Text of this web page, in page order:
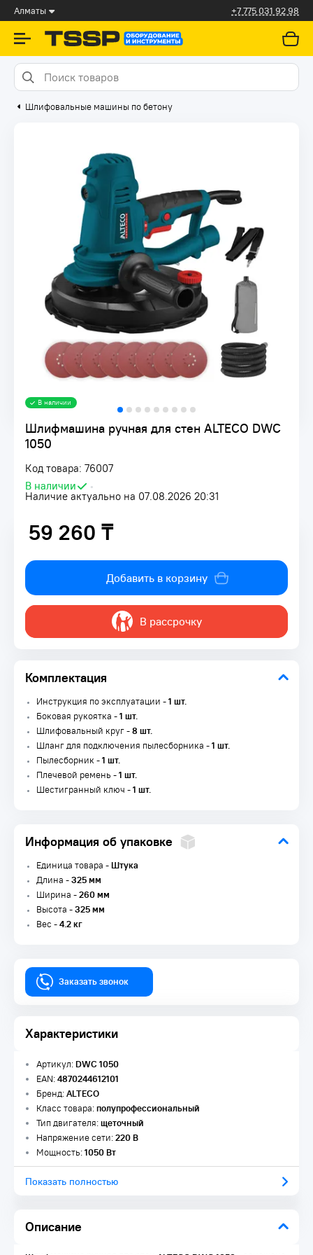
Алматы +7 775 031 92 98
Шлифовальные машины по бетону
Шлифмашина ручная для стен ALTECO DWC
1050
Код товара: 76007
В наличии
•
Наличие актуально на 07.08.2026 20:31
В наличии
59 260 ₸
59 260 ₸
Добавить в корзину
В рассрочку
Комплектация
Инструкция по эксплуатации -1 шт.
Боковая рукоятка -1 шт.
Шлифовальный круг -8 шт.
Шланг для подключения пылесборника -1 шт.
Пылесборник -1 шт.
Плечевой ремень -1 шт.
Шестигранный ключ -1 шт.
Информация об упаковке
Единица товара -Штука
Длина -325 мм
Ширина -260 мм
Высота -325 мм
Вес -4.2 кг
Заказать звонок
Характеристики
Описание
Артикул:DWC 1050
EAN:4870244612101
Бренд:ALTECO
Класс товара:полупрофессиональный
Тип двигателя:щеточный
Напряжение сети:220 В
Мощность:1050 Вт
Показать полностью